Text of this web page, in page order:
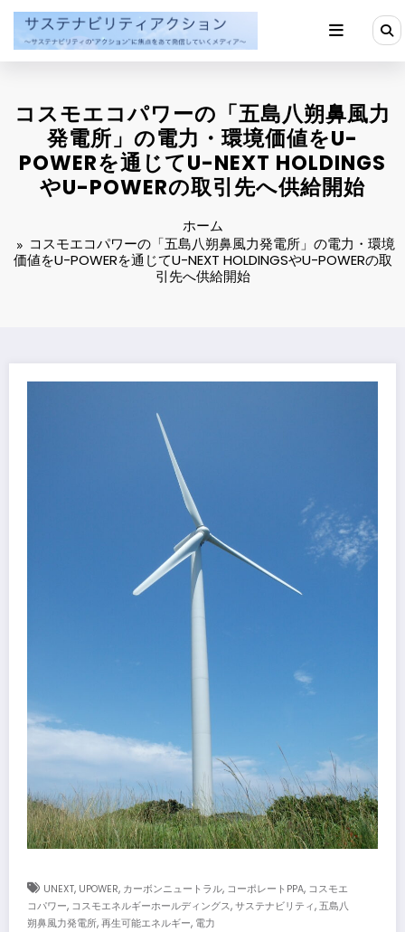
ン
コスモエコパワーの「五島八朔鼻風力
発電所」の電力・環境価値をU-
POWERを通じてU-NEXT HOLDINGS
やU-POWERの取引先へ供給開始
ホーム
コスモエコパワーの「五島八朔鼻風力発電所」の電力・環境
価値をU-POWERを通じてU-NEXT HOLDINGSやU-POWERの取
引先へ供給開始
UNEXT, UPOWER, カーボンニュートラル, コーポレートPPA, コスモエ
コパワー, コスモエネルギーホールディングス, サステナビリティ, 五島八
朔鼻風力発電所, 再生可能エネルギー, 電力